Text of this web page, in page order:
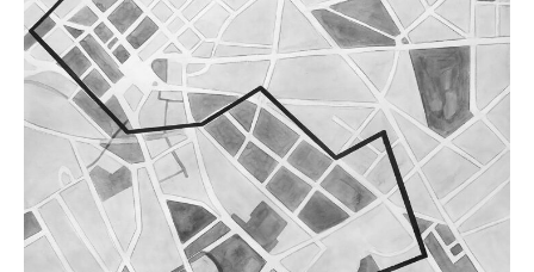
VLADIMIR SEKULIĆ
Izveštaj sa terena (Trasa “Beograd A”), Vladimir Sekulić